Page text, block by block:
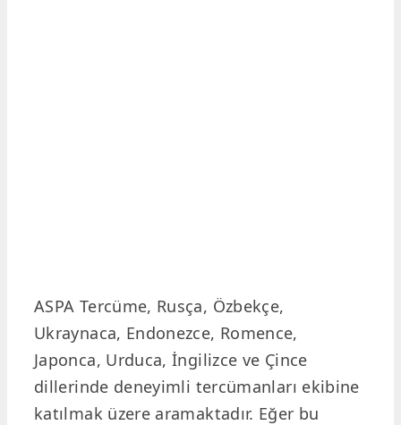
ASPA Tercüme, Rusça, Özbekçe,
Ukraynaca, Endonezce, Romence,
Japonca, Urduca, İngilizce ve Çince
dillerinde deneyimli tercümanları ekibine
katılmak üzere aramaktadır. Eğer bu